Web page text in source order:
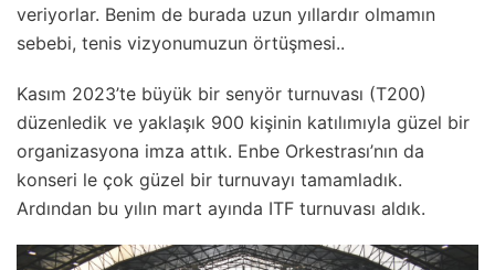
veriyorlar. Benim de burada uzun yıllardır olmamın
sebebi, tenis vizyonumuzun örtüşmesi..
Kasım 2023’te büyük bir senyör turnuvası (T200)
düzenledik ve yaklaşık 900 kişinin katılımıyla güzel bir
organizasyona imza attık. Enbe Orkestrası’nın da
konseri le çok güzel bir turnuvayı tamamladık.
Ardından bu yılın mart ayında ITF turnuvası aldık.